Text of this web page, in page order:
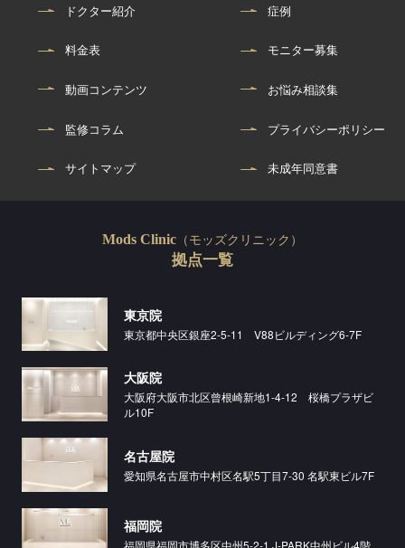
ドクター紹介 症例
料金表 モニター募集
動画コンテンツ お悩み相談集
監修コラム プライバシーポリシー
サイトマップ 未成年同意書
Mods Clinic （モッズクリニック）
拠点一覧
東京院
東京都中央区銀座2-5-11 V88ビルディング6-7F
大阪院
大阪府大阪市北区曾根崎新地1-4-12 桜橋プラザビ
ル10F
名古屋院
愛知県名古屋市中村区名駅5丁目7-30 名駅東ビル7F
福岡院